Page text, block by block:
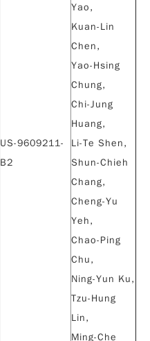
US-9609211-
B2
Yao,
Kuan-Lin
Chen,
Yao-Hsing
Chung,
Chi-Jung
Huang,
Li-Te Shen,
Shun-Chieh
Chang,
Cheng-Yu
Yeh,
Chao-Ping
Chu,
Ning-Yun Ku,
Tzu-Hung
Lin,
Ming-Che